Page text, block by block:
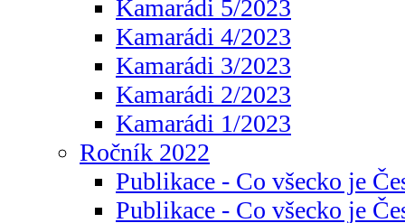
Kamarádi 5/2023
Kamarádi 4/2023
Kamarádi 3/2023
Kamarádi 2/2023
Kamarádi 1/2023
Ročník 2022
Publikace - Co všecko je
Publikace - Co všecko je